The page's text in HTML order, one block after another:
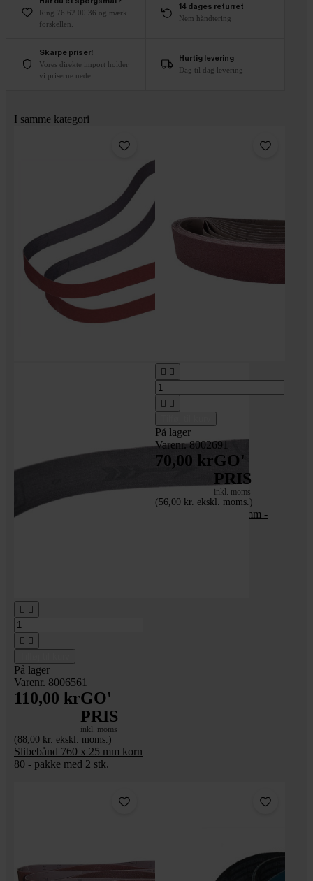
Ring 76 62 00 36 og mærk
forskellen.
14 dages returret
Nem håndtering
Skarpe priser!
Vores direkte import holder
vi priserne nede.
Hurtig levering
Dag til dag levering
I samme kategori
 
 
På lager
Varenr. 8006561
110,00 krGO'
PRIS
inkl. moms
(88,00 kr. ekskl. moms.)
Slibebånd 760 x 25 mm korn
80 - pakke med 2 stk.
 
 
På lager
Varenr. 8002691
70,00 krGO'
PRIS
inkl. moms
(56,00 kr. ekskl. moms.)
Slibebånd - 686x50 mm -